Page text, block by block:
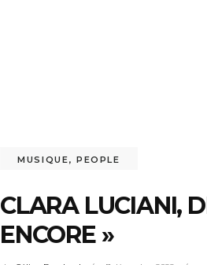
MUSIQUE, PEOPLE
CLARA LUCIANI,
ENCORE »